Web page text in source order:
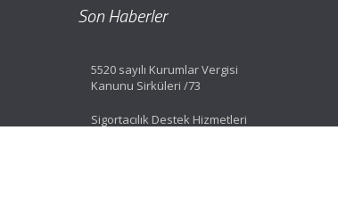
Son Haberler
5520 sayılı Kurumlar Vergisi
Kanunu Sirküleri /73
Sigortacılık Destek Hizmetleri